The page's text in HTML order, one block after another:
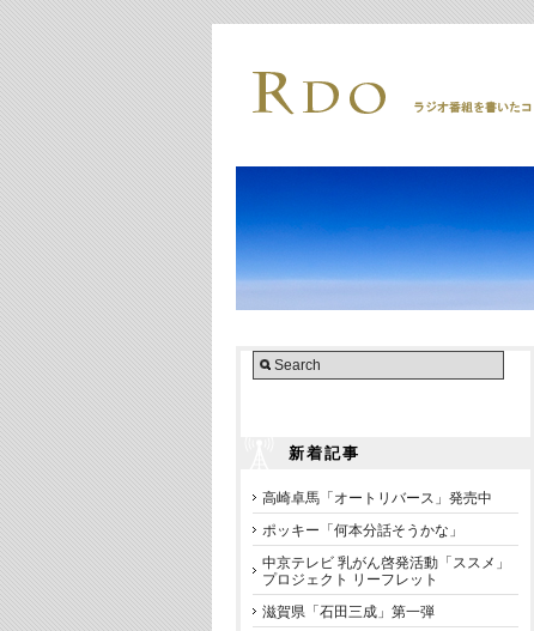
新着記事
高崎卓馬「オートリバース」発売中
ポッキー「何本分話そうかな」
中京テレビ 乳がん啓発活動「ススメ」
プロジェクト リーフレット
滋賀県「石田三成」第一弾